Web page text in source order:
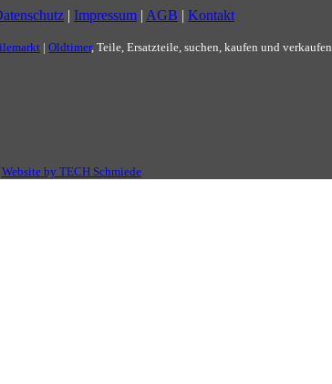
| Impressum | AGB | Kontakt
| Oldtimer, Teile, Ersatzteile, suchen, kaufen und verkaufen.
Website by TECH Schmiede